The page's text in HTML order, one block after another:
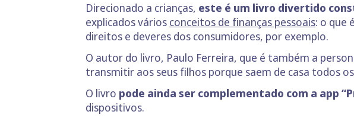
Direcionado a crianças, este é um livro divertido
explicados vários conceitos de finanças pessoais: o que
direitos e deveres dos consumidores, por exemplo.
O autor do livro, Paulo Ferreira, que é também a
transmitir aos seus filhos porque saem de casa todos
O livro pode ainda ser complementado com a app
dispositivos.